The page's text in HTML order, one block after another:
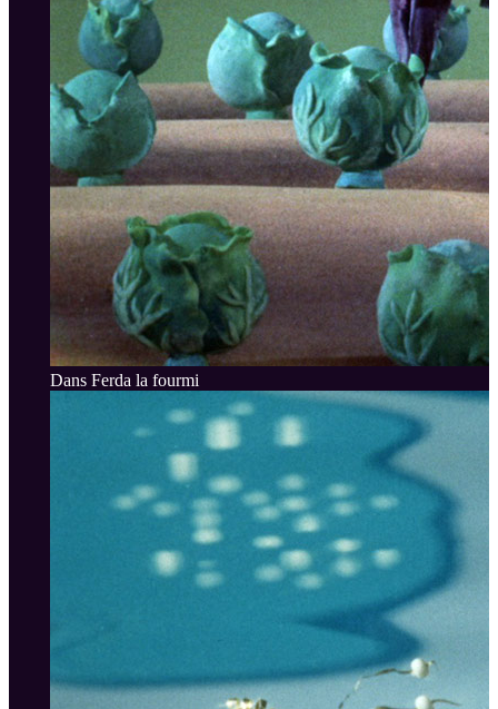
Dans Ferda la fourmi